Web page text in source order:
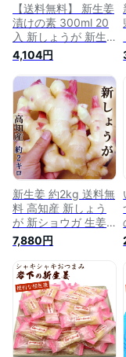
【送料無料】 新生姜
漬けの素 300ml 20
入 新しょうが 新生
姜 甘酢 調味液 野菜
漬物 生姜 しょうが
ショウガ 国産
4,104円
新生姜 約2kg 送料無
料 高知産 新しょう
が 新ショウガ 生姜
ginger 秀品 国産 酢
漬け 佃煮 甘酢しょ
うが ガリ 日本一の
産地からお届け しょ
うが ショウガ
7,880円